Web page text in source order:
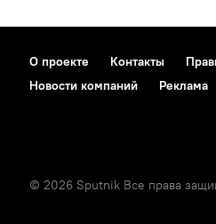
О проекте Контакты
Новости компаний
Реклама
© 2026 Sputnik Все права